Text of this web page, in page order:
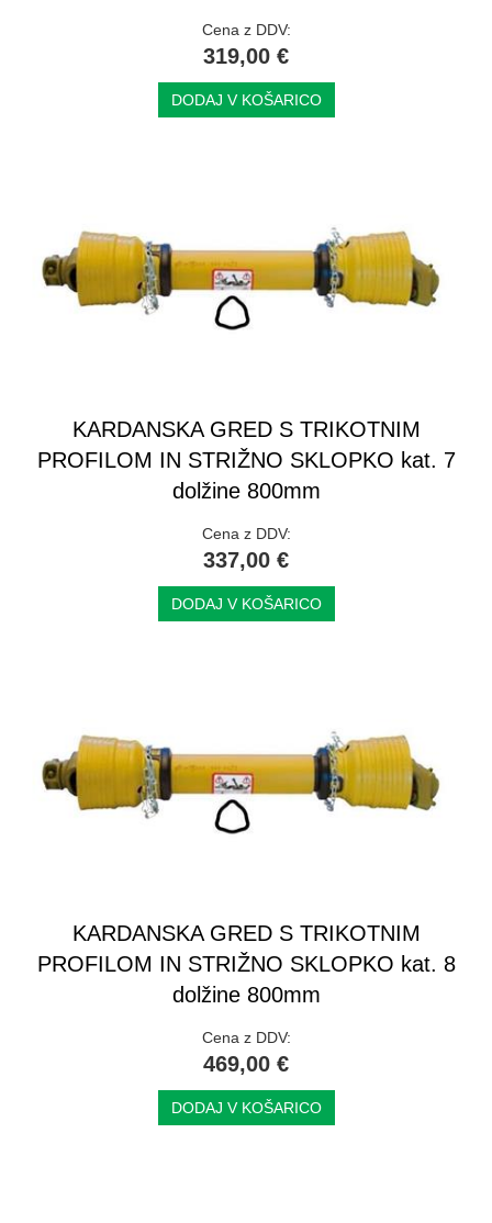
Cena z DDV:
319,00 €
DODAJ V KOŠARICO
KARDANSKA GRED S TRIKOTNIM
PROFILOM IN STRIŽNO SKLOPKO kat. 7
dolžine 800mm
Cena z DDV:
337,00 €
DODAJ V KOŠARICO
KARDANSKA GRED S TRIKOTNIM
PROFILOM IN STRIŽNO SKLOPKO kat. 8
dolžine 800mm
Cena z DDV:
469,00 €
DODAJ V KOŠARICO